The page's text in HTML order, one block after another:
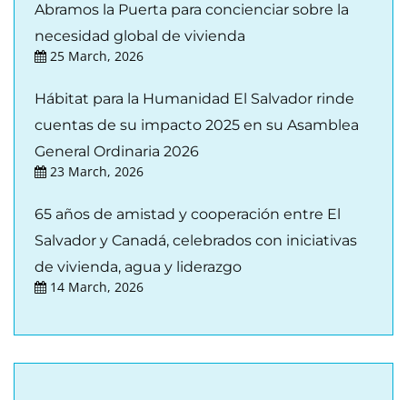
Abramos la Puerta para concienciar sobre la
necesidad global de vivienda
25 March, 2026
Hábitat para la Humanidad El Salvador rinde
cuentas de su impacto 2025 en su Asamblea
General Ordinaria 2026
23 March, 2026
65 años de amistad y cooperación entre El
Salvador y Canadá, celebrados con iniciativas
de vivienda, agua y liderazgo
14 March, 2026